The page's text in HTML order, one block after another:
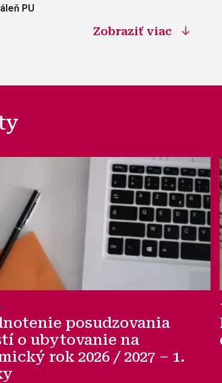
PU
Zobraziť viac
posudzovania
o ubytovanie na
rok 2026 / 2027 – 1.